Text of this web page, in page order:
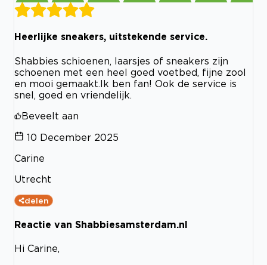
Heerlijke sneakers, uitstekende service.
Shabbies schioenen, laarsjes of sneakers zijn
schoenen met een heel goed voetbed, fijne zool
en mooi gemaakt.Ik ben fan! Ook de service is
snel, goed en vriendelijk.
Beveelt aan
10 December 2025
Carine
Utrecht
delen
Reactie van Shabbiesamsterdam.nl
Hi Carine,